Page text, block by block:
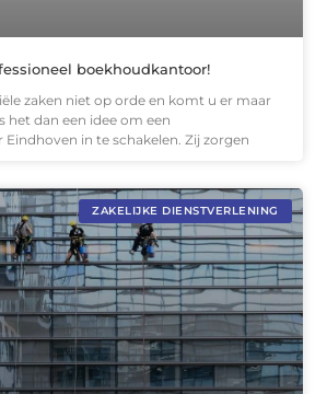
boekhoudkantoor!
zaken niet op orde en komt u er maar
het dan een idee om een
in te schakelen. Zij zorgen
ZAKELIJKE DIENSTVERLENING